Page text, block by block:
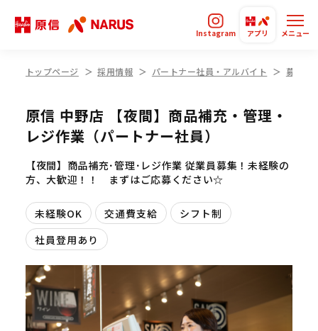
Instagram アプリ メニュー
トップページ 採用情報 パートナー社員・アルバイト 募集要
原信 中野店 【夜間】商品補充・管理・
レジ作業（パートナー社員）
【夜間】商品補充･管理･レジ作業 従業員募集！未経験の
方、大歓迎！！ まずはご応募ください☆
未経験OK 交通費支給
シフト制
社員登用あり